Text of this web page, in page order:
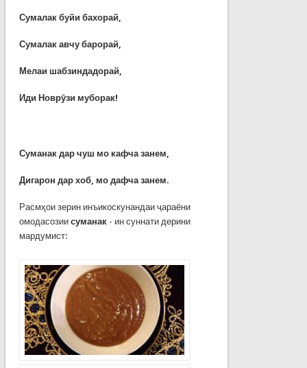
Сумалак буйи бахорай,
Сумалак авчу барорай,
Мелаи шабзиндадорай,
Иди Новрӯзи муборак!
Суманак дар чуш мо кафча занем,
Дигарон дар хоб, мо дафча занем.
Расмҳои зерин инъикоскунандаи ҷараёни
омодасозии суманак- ин суннати дерини
мардумист: